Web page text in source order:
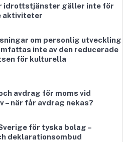
idrottstjänster gäller inte för
aktiviteter
om personlig utveckling
inte av den reducerade
för kulturella
avdrag för moms vid
– när får avdrag nekas?
för tyska bolag –
deklarationsombud